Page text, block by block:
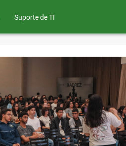
Suporte de TI